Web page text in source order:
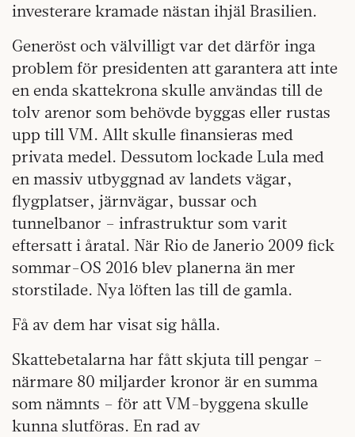
investerare kramade nästan ihjäl Brasilien.
Generöst och välvilligt var det därför inga
problem för presidenten att garantera att inte
en enda skattekrona skulle användas till de
tolv arenor som behövde byggas eller rustas
upp till VM. Allt skulle finansieras med
privata medel. Dessutom lockade Lula med
en massiv utbyggnad av landets vägar,
flygplatser, järnvägar, bussar och
tunnelbanor – infrastruktur som varit
eftersatt i åratal. När Rio de Janerio 2009 fick
sommar-OS 2016 blev planerna än mer
storstilade. Nya löften las till de gamla.
Få av dem har visat sig hålla.
Skattebetalarna har fått skjuta till pengar –
närmare 80 miljarder kronor är en summa
som nämnts – för att VM-byggena skulle
kunna slutföras. En rad av